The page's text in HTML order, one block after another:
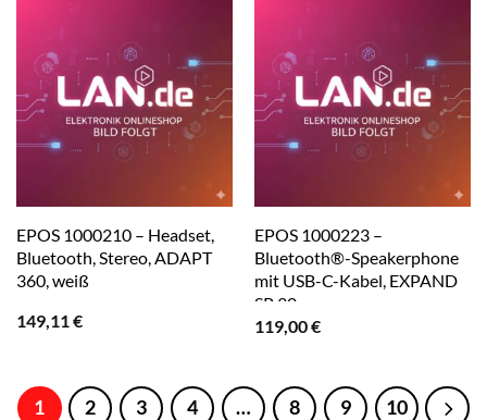
EPOS 1000210 – Headset,
Bluetooth, Stereo, ADAPT
360, weiß
149,11€
EPOS 1000223 –
Bluetooth®-Speakerphone
mit USB-C-Kabel, EXPAND
SP 30
119,00€
1 2 3 4 … 8 9 10